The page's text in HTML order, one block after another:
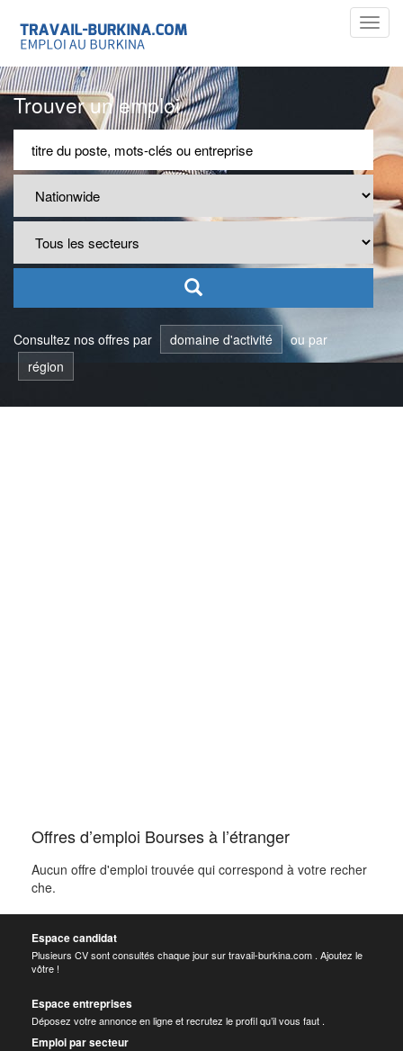
Trouver un emploi
Consultez nos offres par domaine d'activité
ou par
région
Offres d’emploi Bourses à l’étranger
Aucun offre d'emploi trouvée qui correspond à votre recher
che.
Espace candidat
Plusieurs CV sont consultés chaque jour sur travail-burkina.com . Ajoutez le
vôtre !
Espace entreprises
Déposez votre annonce en ligne et recrutez le profil qu’il vous faut .
Emploi par secteur